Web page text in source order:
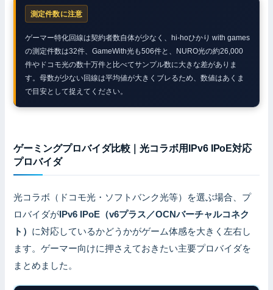
測定件数に注意
ゲーマー特化回線は契約者数自体が少なく、hi-hoひかり with games
の測定件数は32件、GameWith光も506件と、NURO光の約26,000
件やドコモ光の数十万件と比べてサンプル数に大きな差がありま
す。母数が少ない回線は平均値が大きくブレるため、数値はあくま
で目安として捉えてください。
ゲーミングプロバイダ比較｜光コラボ用IPv6 IPoE対応
プロバイダ
光コラボ（ドコモ光・ソフトバンク光等）を選ぶ場合、プ
ロバイダがIPv6 IPoE（v6プラス／OCNバーチャルコネク
ト） に対応しているかどうかがゲーム体感を大きく左右し
ます。ゲーマー向けに押さえておきたい主要プロバイダを
まとめました。